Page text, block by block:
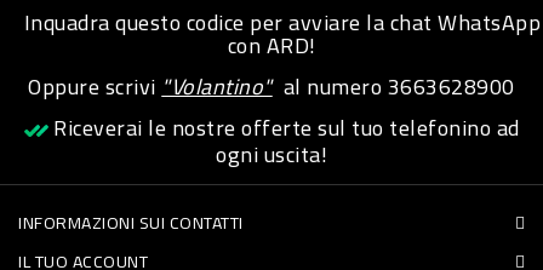
PET
PET
FOOD
FRESCHI
Inquadra questo codice per avviare la chat WhatsApp
con ARD!
Oppure scrivi"Volantino"al numero3663628900
Riceverai le nostre offerte sul tuo telefonino ad
ogni uscita!
INFORMAZIONI SUI CONTATTI
IL TUO ACCOUNT